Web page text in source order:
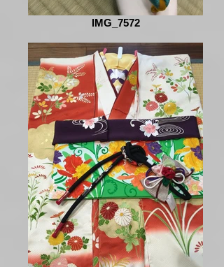
IMG_7572